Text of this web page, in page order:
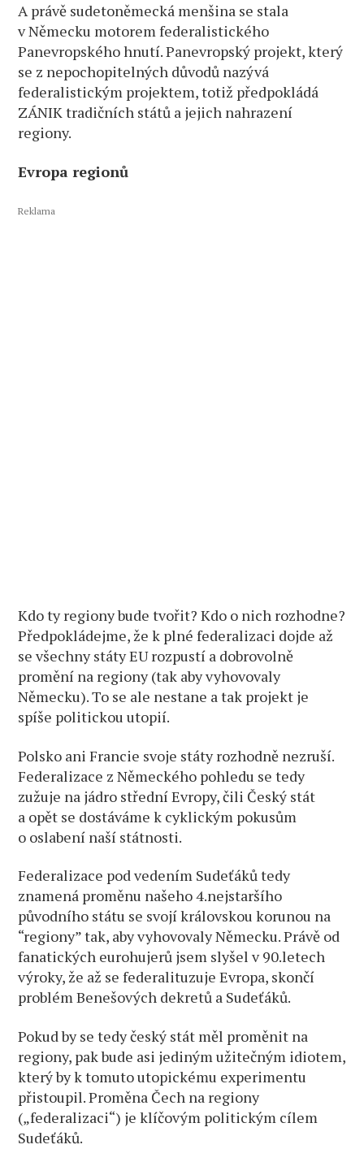
A právě sudetoněmecká menšina se stala
v Německu motorem federalistického
Panevropského hnutí. Panevropský projekt, který
se z nepochopitelných důvodů nazývá
federalistickým projektem, totiž předpokládá
ZÁNIK tradičních států a jejich nahrazení
regiony.
Evropa regionů
Reklama
Kdo ty regiony bude tvořit? Kdo o nich rozhodne?
Předpokládejme, že k plné federalizaci dojde až
se všechny státy EU rozpustí a dobrovolně
promění na regiony (tak aby vyhovovaly
Německu). To se ale nestane a tak projekt je
spíše politickou utopií.
Polsko ani Francie svoje státy rozhodně nezruší.
Federalizace z Německého pohledu se tedy
zužuje na jádro střední Evropy, čili Český stát
a opět se dostáváme k cyklickým pokusům
o oslabení naší státnosti.
Federalizace pod vedením Sudeťáků tedy
znamená proměnu našeho 4.nejstaršího
původního státu se svojí královskou korunou na
“regiony” tak, aby vyhovovaly Německu. Právě od
fanatických eurohujerů jsem slyšel v 90.letech
výroky, že až se federalituzuje Evropa, skončí
problém Benešových dekretů a Sudeťáků.
Pokud by se tedy český stát měl proměnit na
regiony, pak bude asi jediným užitečným idiotem,
který by k tomuto utopickému experimentu
přistoupil. Proměna Čech na regiony
(„federalizaci“) je klíčovým politickým cílem
Sudeťáků.